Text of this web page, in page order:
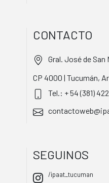
CONTACTO
Gral. José de San
CP 4000 | Tucumán,
Tel.: + 54 (381)
SEGUINOS
/ipaat_tucuman